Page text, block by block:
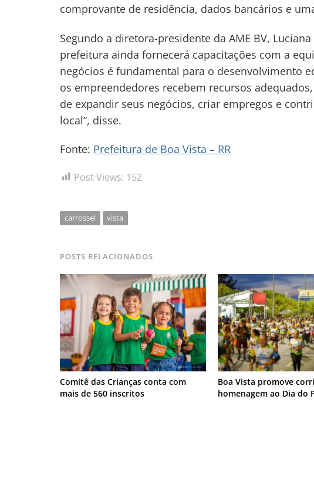
comprovante de residência, dados bancários e
Segundo a diretora-presidente da AME BV,
prefeitura ainda fornecerá capacitações com a
negócios é fundamental para o desenvolvimento
os empreendedores recebem recursos
de expandir seus negócios, criar empregos e
local”, disse.
Fonte: Prefeitura de Boa Vista – RR
Post Views: 152
carrossel vista
POSTS RELACIONADOS
Comitê das Crianças conta com
mais de 560 inscritos
Boa Vista promove
homenagem ao Dia do